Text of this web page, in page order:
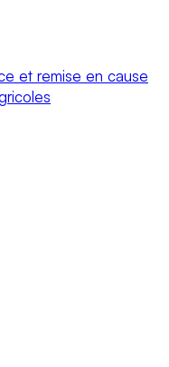
et remise en cause